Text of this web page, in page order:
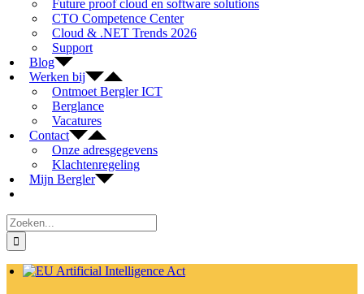
Future proof cloud en software solutions
CTO Competence Center
Cloud & .NET Trends 2026
Support
Blog
Werken bij
Ontmoet Bergler ICT
Berglance
Vacatures
Contact
Onze adresgegevens
Klachtenregeling
Mijn Bergler
Zoeken
naar:
Bekijk